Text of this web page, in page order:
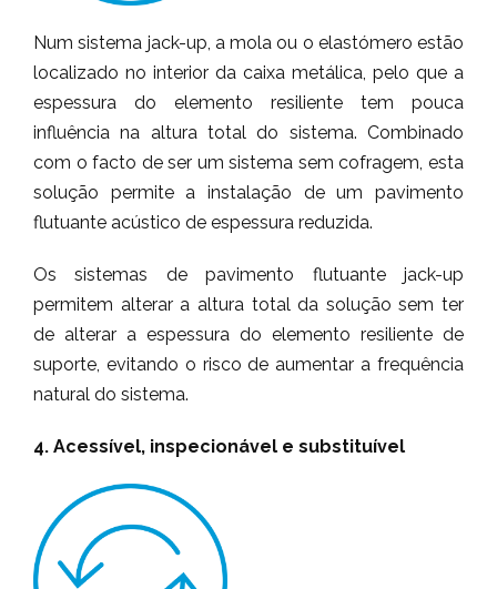
Num sistema jack-up, a mola ou o elastómero estão
localizado no interior da caixa metálica, pelo que a
espessura do elemento resiliente tem pouca
influência na altura total do sistema. Combinado
com o facto de ser um sistema sem cofragem, esta
solução permite a instalação de um pavimento
flutuante acústico de espessura reduzida.
Os sistemas de pavimento flutuante jack-up
permitem alterar a altura total da solução sem ter
de alterar a espessura do elemento resiliente de
suporte, evitando o risco de aumentar a frequência
natural do sistema.
4. Acessível, inspecionável e substituível